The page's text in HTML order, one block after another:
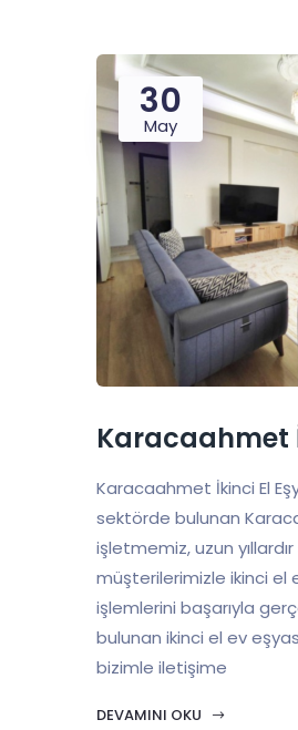
30
May
Karacaahmet
Karacaahmet İkinci El
sektörde bulunan
işletmemiz, uzun
müşterilerimizle ikinci el
işlemlerini başarıyla
bulunan ikinci el ev
bizimle iletişime
DEVAMINI OKU